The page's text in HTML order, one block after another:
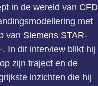
in de wereld van CFD
met
van Siemens STAR-
. In dit interview blikt hij
zijn traject en de
inzichten die hij